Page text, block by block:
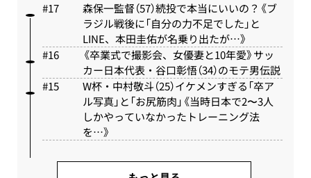
森保一監督（57）続投で本当にいいの？《ブ
ラジル戦後に「自分の力不足でした」と
LINE、本田圭佑が名乗り出たが…》
《卒業式で撮影会、女優妻と10年愛》サッ
カー日本代表・谷口彰悟（34）のモテ男伝説
W杯・中村敬斗（25）イケメンすぎる「卒ア
ル写真」と「お尻筋肉」《当時日本で2〜3人
しかやっていなかったトレーニング法
を…》